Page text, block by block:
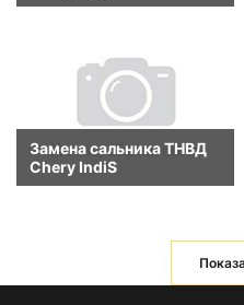
Замена сальника ТНВД
Chery IndiS